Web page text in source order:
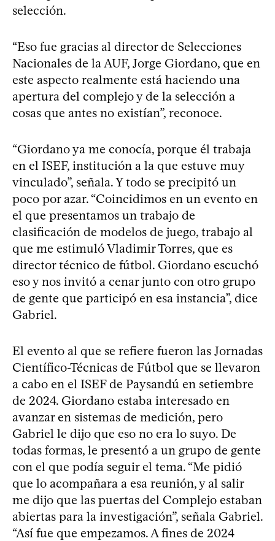
selección.
“Eso fue gracias al director de Selecciones
Nacionales de la AUF, Jorge Giordano, que en
este aspecto realmente está haciendo una
apertura del complejo y de la selección a
cosas que antes no existían”, reconoce.
“Giordano ya me conocía, porque él trabaja
en el ISEF, institución a la que estuve muy
vinculado”, señala. Y todo se precipitó un
poco por azar. “Coincidimos en un evento en
el que presentamos un trabajo de
clasificación de modelos de juego, trabajo al
que me estimuló Vladimir Torres, que es
director técnico de fútbol. Giordano escuchó
eso y nos invitó a cenar junto con otro grupo
de gente que participó en esa instancia”, dice
Gabriel.
El evento al que se refiere fueron las Jornadas
Científico-Técnicas de Fútbol que se llevaron
a cabo en el ISEF de Paysandú en setiembre
de 2024. Giordano estaba interesado en
avanzar en sistemas de medición, pero
Gabriel le dijo que eso no era lo suyo. De
todas formas, le presentó a un grupo de gente
con el que podía seguir el tema. “Me pidió
que lo acompañara a esa reunión, y al salir
me dijo que las puertas del Complejo estaban
abiertas para la investigación”, señala Gabriel.
“Así fue que empezamos. A fines de 2024